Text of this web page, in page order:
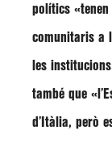
polítics
comunitaris a
les
també que
d’Itàlia, però